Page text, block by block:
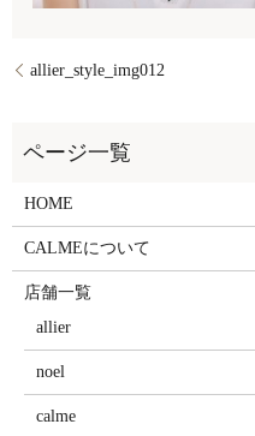
allier_style_img012
HOME
CALMEについて
店舗一覧
allier
noel
calme